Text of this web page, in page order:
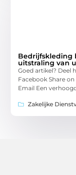
Bedrijfskleding
uitstraling van
Goed artikel? Deel
Facebook Share
Email Een
Zakelijke